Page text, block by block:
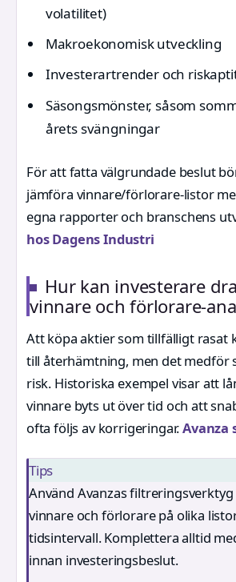
volatilitet)
Makroekonomisk utveckling
Investerartrender och
Säsongsmönster, såsom
årets svängningar
För att fatta välgrundade beslut
jämföra vinnare/förlorare-listor
egna rapporter och branschens
hos Dagens Industri
Hur kan investerare
vinnare och förlorare-
Att köpa aktier som tillfälligt rasat
till återhämtning, men det medför
risk. Historiska exempel visar att
vinnare byts ut över tid och att
ofta följs av korrigeringar.Avanza
Tips
Använd Avanzas
vinnare och förlorare på olika
tidsintervall. Komplettera alltid
innan investeringsbeslut.